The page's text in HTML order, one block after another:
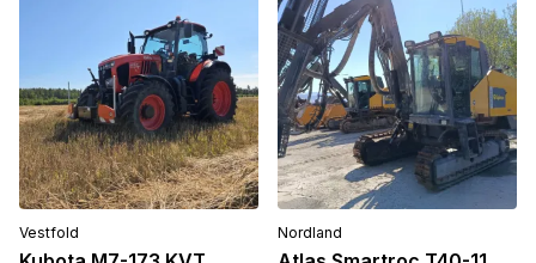
Vestfold Nordland